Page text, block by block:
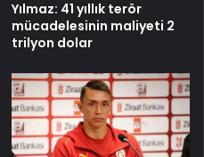
Yılmaz: 41 yıllık terör
mücadelesinin maliyeti 2
trilyon dolar